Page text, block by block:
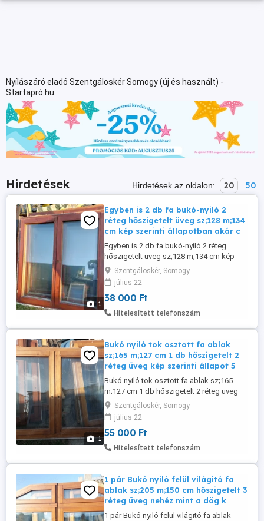
Nyílászáró eladó Szentgáloskér Somogy (új és használt) -
Startapró.hu
Hirdetések Hirdetések az oldalon: 20 50
1
Egyben is 2 db fa bukó-nyiló 2
réteg hőszigetelt üveg sz;128 m;134
cm kép szerinti állapotban akár c
Egyben is 2 db fa bukó-nyiló 2 réteg
hőszigetelt üveg sz;128 m;134 cm kép
szerinti állapotban akár csere is.Egyben
történő vételnél 38 ezer ft db.
Szentgáloskér, Somogy
július 22
38 000 Ft
Hitelesített telefonszám
1
Bukó nyiló tok osztott fa ablak
sz;165 m;127 cm 1 db hőszigetelt 2
réteg üveg kép szerinti állapot 5
Bukó nyiló tok osztott fa ablak sz;165
m;127 cm 1 db hőszigetelt 2 réteg üveg
kép szerinti állapot 55 ezer ft csere is
érdekel.
Szentgáloskér, Somogy
július 22
55 000 Ft
Hitelesített telefonszám
1 pár Bukó nyiló felül világitó fa
ablak sz;205 m;150 cm hőszigetelt 3
réteg üveg nehéz mint a dög k
1 pár Bukó nyiló felül világitó fa ablak